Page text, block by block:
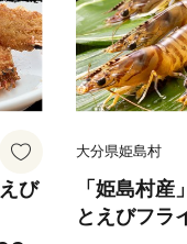
び
大分県姫島村
「姫島村
とえびフラ